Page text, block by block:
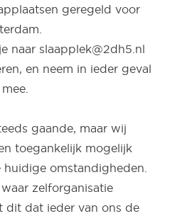
geregeld voor
naar slaapplek@2dh5.nl
en neem in ieder geval
gaande, maar wij
toegankelijk mogelijk
huidige omstandigheden.
zelforganisatie
dit dat ieder van ons de